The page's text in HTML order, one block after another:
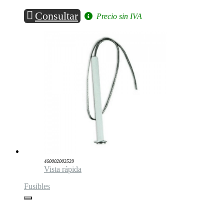
Consultar Precio sin IVA
460002003539
Vista rápida
Fusibles